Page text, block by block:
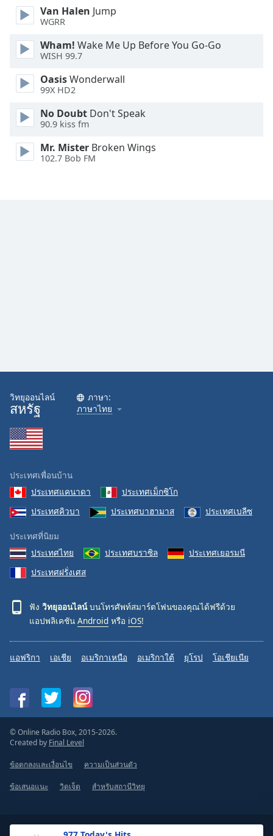
Van Halen Jump
WGRR
Wham! Wake Me Up Before You Go-Go
WISH 99.7
OasisWonderwall
99X HD2
No Doubt Don't Speak
90.9 kiss fm
Mr. Mister Broken Wings
102.7 Bob FM
วิทยุออนไลน์
สหรัฐ
ภาษา:
ภาษาไทย
ประเทศเพื่อนบ้าน
ประเทศแคนาดา
ประเทศเม็กซิโก
ประเทศคิวบา
ประเทศบาฮามาส ประเทศเบลีซ
ประเทศที่นิยม
ประเทศไทย
ประเทศบราซิล
ประเทศเยอรมนี
ประเทศฝรั่งเศส
ฟัง วิทยุออนไลน์บนโทรศัพท์สมาร์ตโฟนของคุณได้ฟรีด้วย
แอปพลิเคชัน Android หรือ iOS!
แอฟริกา เอเชีย อเมริกาเหนือ อเมริกาใต้ ยุโรป โอเชียเนีย
© Online Radio Box, 2015-2026.
Created by Final Level
ข้อตกลงและเงื่อนไข ความเป็นส่วนตัว
ข้อเสนอแนะ วิดเจ็ต สำหรับสถานีวิทยุ